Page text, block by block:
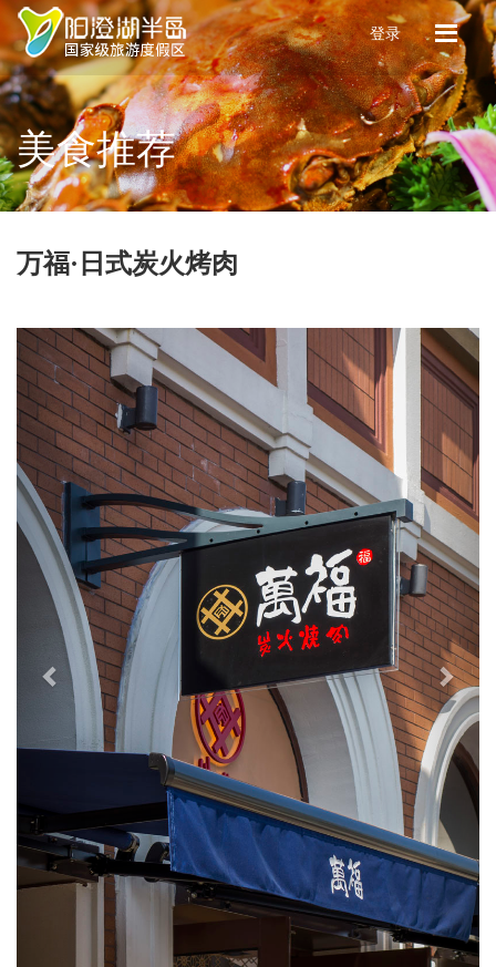
登录
美食推荐
万福·日式炭火烤肉